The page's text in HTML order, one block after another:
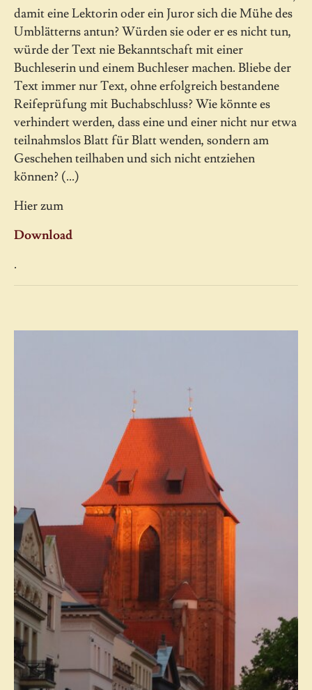
damit eine Lektorin oder ein Juror sich die Mühe des
Umblätterns antun? Würden sie oder er es nicht tun,
würde der Text nie Bekanntschaft mit einer
Buchleserin und einem Buchleser machen. Bliebe der
Text immer nur Text, ohne erfolgreich bestandene
Reifeprüfung mit Buchabschluss? Wie könnte es
verhindert werden, dass eine und einer nicht nur etwa
teilnahmslos Blatt für Blatt wenden, sondern am
Geschehen teilhaben und sich nicht entziehen
können? (...)
Hier zum
Download
.